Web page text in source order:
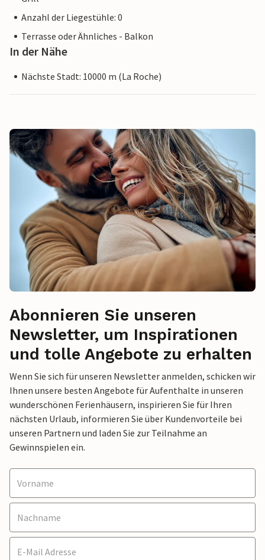
Anzahl der Liegestühle: 0
Terrasse oder Ähnliches - Balkon
In der Nähe
Nächste Stadt: 10000 m (La Roche)
Abonnieren Sie unseren
Newsletter, um Inspirationen
und tolle Angebote zu erhalten
Wenn Sie sich für unseren Newsletter anmelden, schicken wir
Ihnen unsere besten Angebote für Aufenthalte in unseren
wunderschönen Ferienhäusern, inspirieren Sie für Ihren
nächsten Urlaub, informieren Sie über Kundenvorteile bei
unseren Partnern und laden Sie zur Teilnahme an
Gewinnspielen ein.